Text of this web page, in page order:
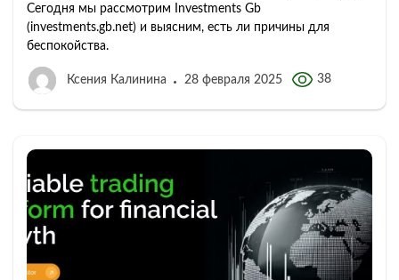
Сегодня мы рассмотрим Investments Gb
(investments.gb.net) и выясним, есть ли причины для
беспокойства.
Ксения Калинина 28 февраля 2025 38